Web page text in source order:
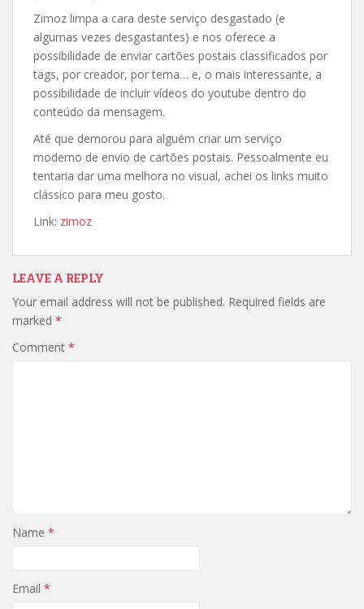
Zimoz limpa a cara deste serviço desgastado (e
algumas vezes desgastantes) e nos oferece a
possibilidade de enviar cartões postais classificados por
tags, por creador, por tema… e, o mais interessante, a
possibilidade de incluir vídeos do youtube dentro do
conteúdo da mensagem.
Até que demorou para alguém criar um serviço
moderno de envio de cartões postais. Pessoalmente eu
tentaria dar uma melhora no visual, achei os links muito
clássico para meu gosto.
Link: zimoz
LEAVE A REPLY
Your email address will not be published. Required fields are
marked *
Comment *
Name *
Email *